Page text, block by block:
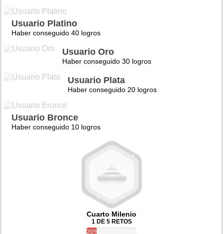
Usuario Platino
Haber conseguido 40 logros
Usuario Oro
Haber conseguido 30 logros
Usuario Plata
Haber conseguido 20 logros
Usuario Bronce
Haber conseguido 10 logros
Cuarto Milenio
1 DE 5 RETOS
20%